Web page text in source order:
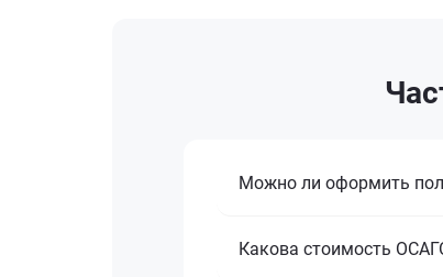
Можно ли оформить
Какова стоимость